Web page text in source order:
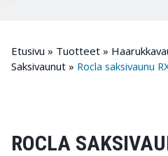
Etusivu » Tuotteet »
Saksivaunut » Rocla saksivaunu
ROCLA